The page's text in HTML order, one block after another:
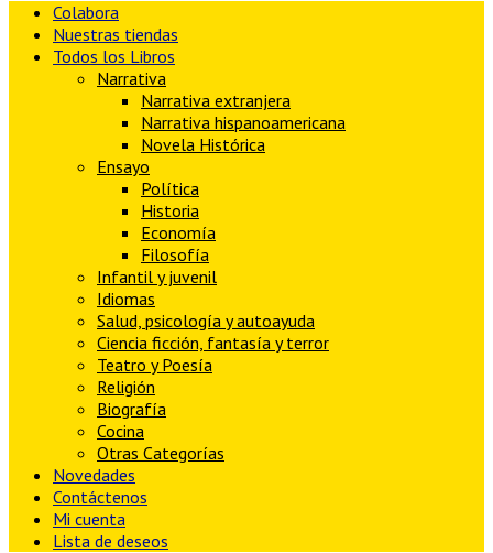
Colabora
Nuestras tiendas
Todos los Libros
Narrativa
Narrativa extranjera
Narrativa hispanoamericana
Novela Histórica
Ensayo
Política
Historia
Economía
Filosofía
Infantil y juvenil
Idiomas
Salud, psicología y autoayuda
Ciencia ficción, fantasía y terror
Teatro y Poesía
Religión
Biografía
Cocina
Otras Categorías
Novedades
Contáctenos
Mi cuenta
Lista de deseos